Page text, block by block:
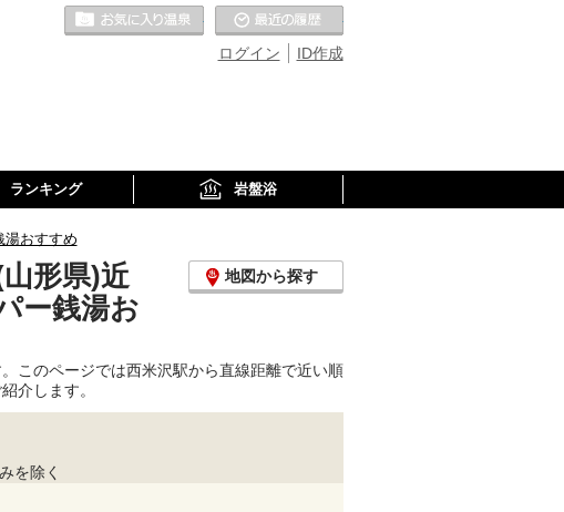
ID作成
ログイン
お気に入りの温泉
ランキング 岩盤浴
湯おすすめ
形県)近
ー銭湯お
地図から探す
このページでは西米沢駅から直線距離で近い順
介します。
を除く